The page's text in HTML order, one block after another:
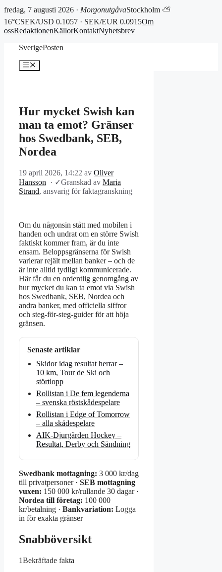
fredag, 7 augusti 2026 · MorgonutgåvaStockholm ⛅
16°CSEK/USD 0.1057 · SEK/EUR 0.0915Om
ossRedaktionenKällorKontaktNyhetsbrev
SverigePosten
Meny
Hur mycket Swish kan
man ta emot? Gränser
hos Swedbank, SEB,
Nordea
19 april 2026, 14:22 av Oliver
Hansson
· ✓Granskad av Maria
Strand, ansvarig för faktagranskning
Om du någonsin stått med mobilen i
handen och undrat om en större Swish
faktiskt kommer fram, är du inte
ensam. Beloppsgränserna för Swish
varierar rejält mellan banker – och de
är inte alltid tydligt kommunicerade.
Här får du en ordentlig genomgång av
hur mycket du kan ta emot via Swish
hos Swedbank, SEB, Nordea och
andra banker, med officiella siffror
och steg-för-steg-guider för att höja
gränsen.
Senaste artiklar
Skidor idag resultat herrar –
10 km, Tour de Ski och
störtlopp
Rollistan i De fem legenderna
– svenska röstskådespelare
Rollistan i Edge of Tomorrow
– alla skådespelare
AIK-Djurgården Hockey –
Resultat, Derby och Sändning
Swedbank mottagning: 3 000 kr/dag
till privatpersoner · SEB mottagning
vuxen: 150 000 kr/rullande 30 dagar ·
Nordea till företag: 100 000
kr/betalning · Bankvariation: Logga
in för exakta gränser
Snabböversikt
1Bekräftade fakta